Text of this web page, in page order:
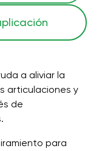
a aliviar la
articulaciones y
de
para